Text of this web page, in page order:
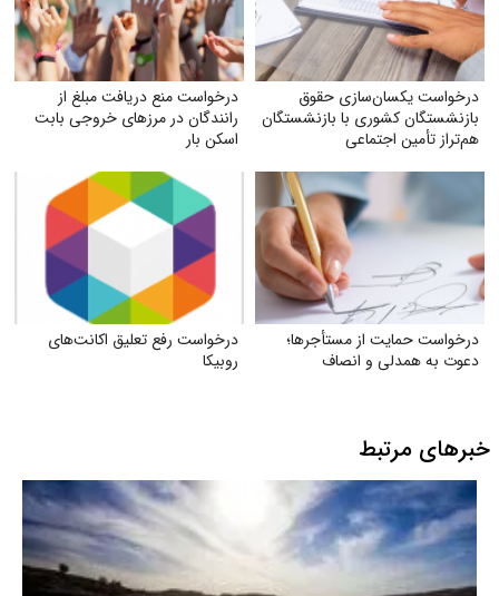
درخواست یکسان‌سازی حقوق
بازنشستگان کشوری با بازنشستگان
هم‌تراز تأمین اجتماعی
درخواست منع دریافت مبلغ از
رانندگان در مرزهای خروجی بابت
اسکن بار
درخواست حمایت از مستأجرها؛
دعوت به همدلی و انصاف
درخواست رفع تعلیق اکانت‌های
روبیکا
خبرهای مرتبط